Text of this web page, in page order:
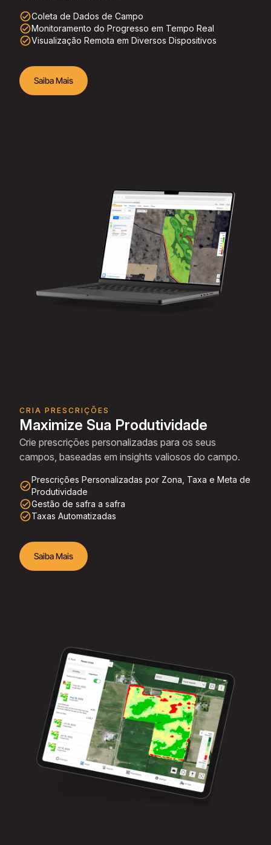
check_circle_outlineColeta de Dados de Campo
check_circle_outlineMonitoramento do Progresso em Tempo Real
check_circle_outlineVisualização Remota em Diversos Dispositivos
Saiba Mais
CRIA PRESCRIÇÕES
Maximize Sua Produtividade
Crie prescrições personalizadas para os seus
campos, baseadas em insights valiosos do campo.
check_circle_outline
Prescrições Personalizadas por Zona, Taxa e Meta de
Produtividade
check_circle_outlineGestão de safra a safra
check_circle_outlineTaxas Automatizadas
Saiba Mais